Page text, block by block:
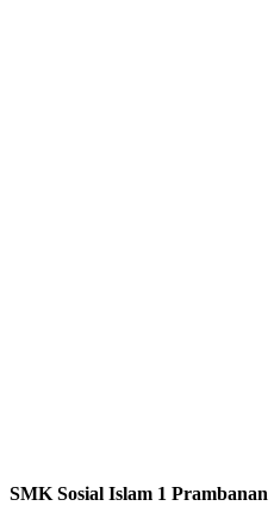
SMK Sosial Islam 1 Prambanan